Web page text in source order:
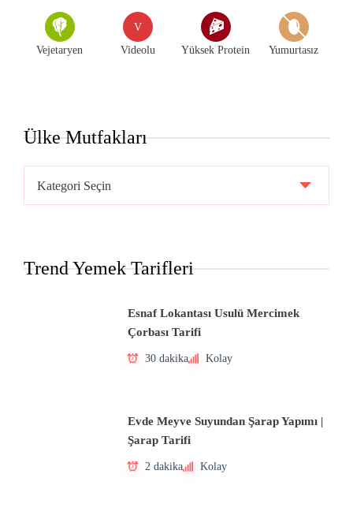
Vejetaryen
V
Videolu Yüksek Protein Yumurtasız
Ülke Mutfakları
Mutfakları
Trend Yemek Tarifleri
Esnaf Lokantası Usulü Mercimek
Çorbası Tarifi
30 dakika Kolay
Evde Meyve Suyundan Şarap Yapımı |
Şarap Tarifi
2 dakika Kolay